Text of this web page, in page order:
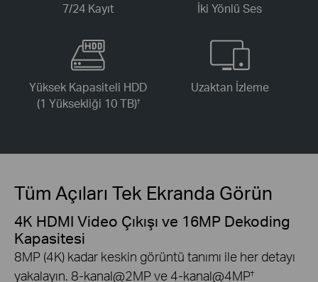
7/24 Kayıt İki Yönlü Ses
Yüksek Kapasiteli HDD
(1 Yüksekliği 10 TB)†
Uzaktan İzleme
Tüm Açıları Tek Ekranda Görün
4K HDMI Video Çıkışı ve 16MP Dekoding
Kapasitesi
8MP (4K) kadar keskin görüntü tanımı ile her detayı
yakalayın. 8-kanal@2MP ve 4-kanal@4MP†